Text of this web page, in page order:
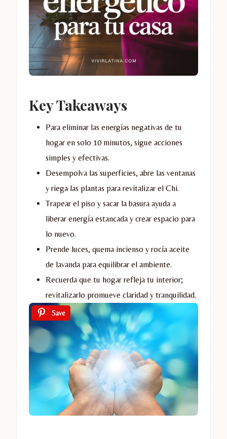
Key Takeaways
Para eliminar las energías negativas de tu
hogar en solo 10 minutos, sigue acciones
simples y efectivas.
Desempolva las superficies, abre las ventanas
y riega las plantas para revitalizar el Chi.
Trapear el piso y sacar la basura ayuda a
liberar energía estancada y crear espacio para
lo nuevo.
Prende luces, quema incienso y rocía aceite
de lavanda para equilibrar el ambiente.
Recuerda que tu hogar refleja tu interior;
revitalizarlo promueve claridad y tranquilidad.
Save